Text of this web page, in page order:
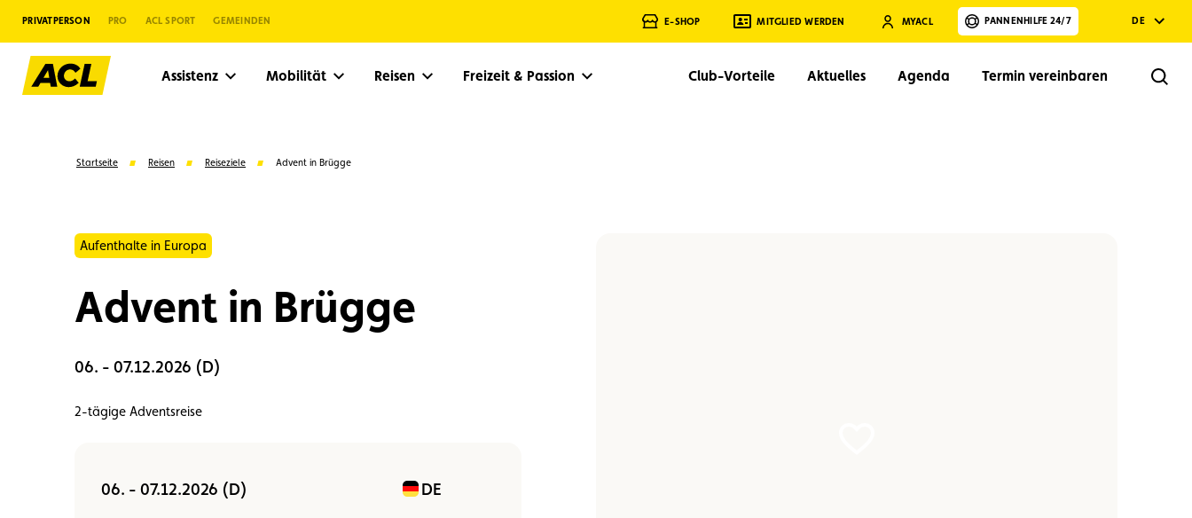
PRIVATPERSON PRO ACL SPORT GEMEINDEN E-SHOP MITGLIED WERDEN MYACL PANNENHILFE 24/7 DE
Assistenz Mobilität Reisen Freizeit & Passion Club-Vorteile Aktuelles Agenda Termin vereinbaren
Vorschläge
Mitglied Mitgliedervorteile
Startseite Reisen Reiseziele Advent in Brügge
Aufenthalte in Europa
Advent in Brügge
06. - 07.12.2026 (D)
2-tägige Adventsreise
06. - 07.12.2026 (D) DE